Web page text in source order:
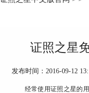
证照之星
发布时间：2016-09-12
经常使用证照之星的